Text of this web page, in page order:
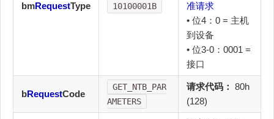
bmRequestType 10100001B
准请求
• 位4：0 = 主机
到设备
• 位3-0：0001 =
接口
bRequestCode
GET_NTB_PAR
AMETERS
请求代码： 80h
(128)